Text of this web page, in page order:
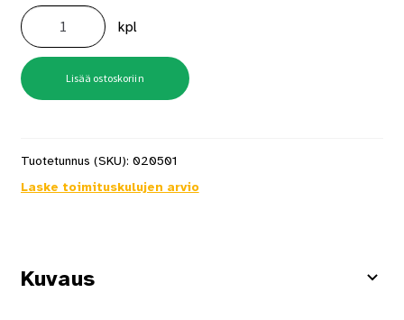
Lasilista
11x14x2700
pv
mänty
määrä
kpl
Lisää ostoskoriin
Tuotetunnus (SKU): 020501
Laske toimituskulujen arvio
Kuvaus